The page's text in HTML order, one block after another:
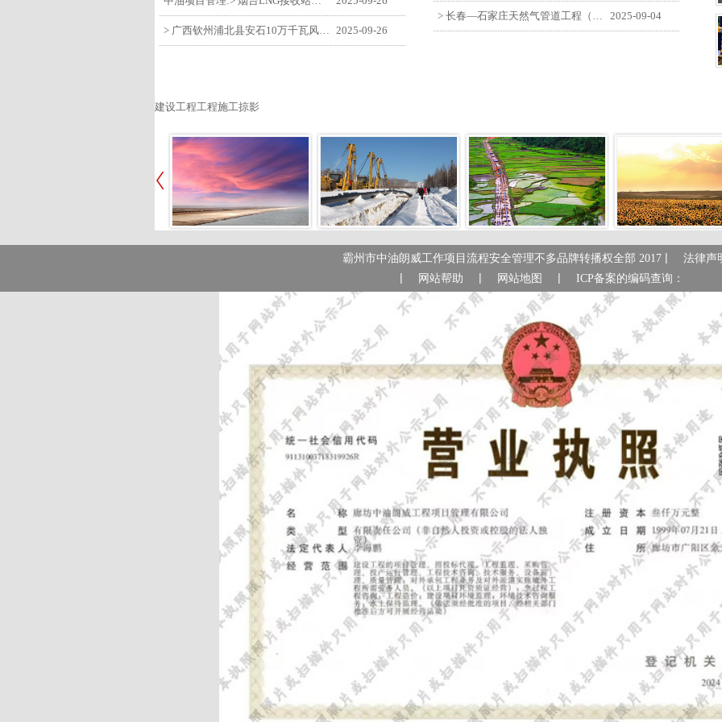
2025-09-26
2025-09-04
建设工程工程施工掠影
霸州市中油朗威工作项目流程安全管理不多品牌转播权全部 2017 | 法律声
| 网站帮助 | 网站地图 | ICP备案的编码查询：